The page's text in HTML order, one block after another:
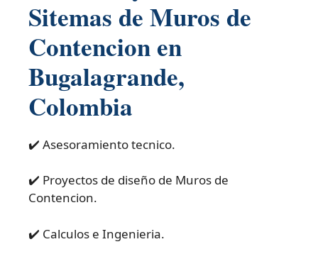
Sitemas de Muros de
Contencion en
Bugalagrande,
Colombia
✔️ Asesoramiento tecnico.
✔️ Proyectos de diseño de Muros de
Contencion.
✔️ Calculos e Ingenieria.